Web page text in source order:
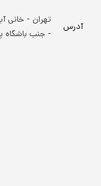
آدرس
تهران - خانی
- جنب باشگاه